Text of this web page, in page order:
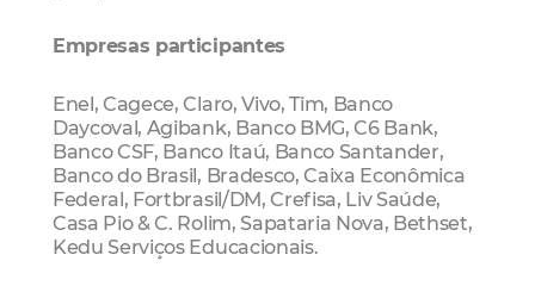
Empresas participantes
Enel, Cagece, Claro, Vivo, Tim, Banco
Daycoval, Agibank, Banco BMG, C6 Bank,
Banco CSF, Banco Itaú, Banco Santander,
Banco do Brasil, Bradesco, Caixa Econômica
Federal, Fortbrasil/DM, Crefisa, Liv Saúde,
Casa Pio & C. Rolim, Sapataria Nova, Bethset,
Kedu Serviços Educacionais.